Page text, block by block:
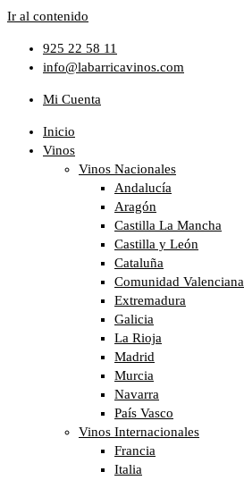
Ir al contenido
925 22 58 11
info@labarricavinos.com
Mi Cuenta
Inicio
Vinos
Vinos Nacionales
Andalucía
Aragón
Castilla La Mancha
Castilla y León
Cataluña
Comunidad Valenciana
Extremadura
Galicia
La Rioja
Madrid
Murcia
Navarra
País Vasco
Vinos Internacionales
Francia
Italia